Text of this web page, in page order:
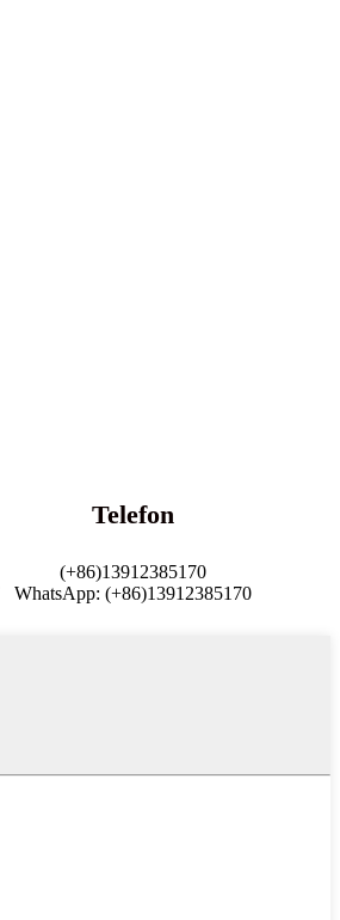
Telefon
(+86)13912385170
WhatsApp: (+86)13912385170